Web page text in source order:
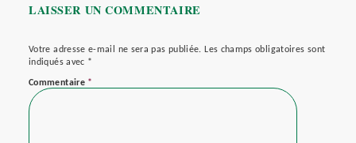
LAISSER UN COMMENTAIRE
Votre adresse e-mail ne sera pas publiée. Les champs obligatoires sont
indiqués avec *
Commentaire *